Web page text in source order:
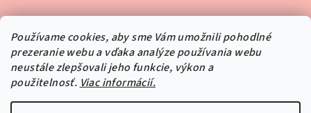
Používame cookies, aby sme Vám umožnili pohodlné
prezeranie webu a vďaka analýze používania webu
neustále zlepšovali jeho funkcie, výkon a
použitelnosť. Viac informácií.